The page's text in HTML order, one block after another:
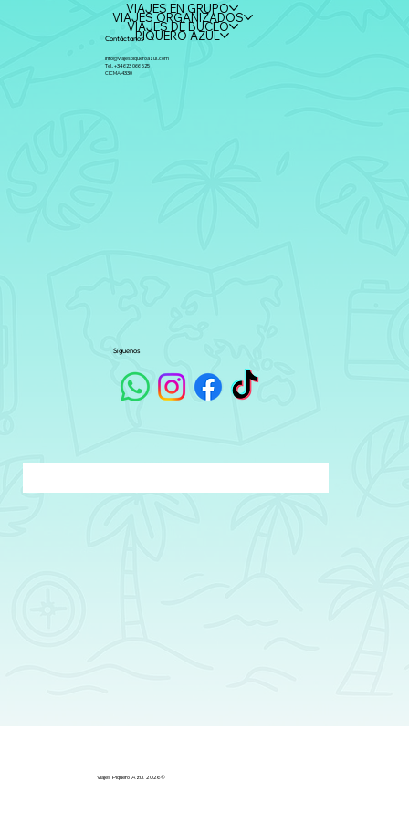
VIAJES EN GRUPO
VIAJES ORGANIZADOS
VIAJES DE BUCEO
PIQUERO AZUL
Contáctanos
info@viajespiqueroazul.com
Tel. +34 623 066 525
CICMA 4330
Síguenos
Viajes Piquero Azul 2026©